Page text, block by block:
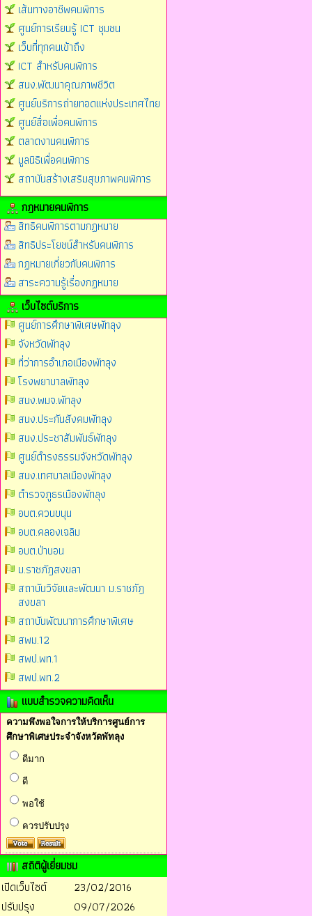
เส้นทางอาชีพคนพิการ
ศูนย์การเรียนรู้ ICT ชุมชน
เว็บที่ทุกคนเข้าถึง
ICT สำหรับคนพิการ
สนง.พัฒนาคุณภาพชีวิต
ศูนย์บริการถ่ายทอดแห่งประเทศไทย
ศูนย์สื่อเพื่อคนพิการ
ตลาดงานคนพิการ
มูลนิธิเพื่อคนพิการ
สถาบันสร้างเสริมสุขภาพคนพิการ
กฎหมายคนพิการ
สิทธิคนพิการตามกฏหมาย
สิทธิประโยชน์สำหรับคนพิการ
กฏหมายเกี่ยวกับคนพิการ
สาระความรู้เรื่องกฏหมาย
เว็บไซต์บริการ
ศูนย์การศึกษาพิเศษพัทลุง
จังหวัดพัทลุง
ที่ว่าการอำเภอเมืองพัทลุง
โรงพยาบาลพัทลุง
สนง.พมจ.พัทลุง
สนง.ประกันสังคมพัทลุง
สนง.ประชาสัมพันธ์พัทลุง
ศูนย์ดำรงธรรมจังหวัดพัทลุง
สนง.เทศบาลเมืองพัทลุง
ตำรวจภูธรเมืองพัทลุง
อบต.ควนขนุน
อบต.คลองเฉลิม
อบต.ป่าบอน
ม.ราชภัฎสงขลา
สถาบันวิจัยและพัฒนา ม.ราชภัฎ
สงขลา
สถาบันพัฒนาการศึกษาพิเศษ
สพม.12
สพป.พท.1
สพป.พท.2
แบบสำรวจความคิดเห็น
ความพึงพอใจการให้บริการศูนย์การ
ศึกษาพิเศษประจำจังหวัดพัทลุง
ดีมาก
ดี
พอใช้
ควรปรับปรุง
สถิติผู้เยี่ยมชม
เปิดเว็บไซต์
23/02/2016
ปรับปรุง
09/07/2026